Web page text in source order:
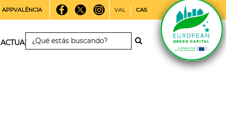
APPVALÈNCIA VAL CAS
ACTUALIDAD